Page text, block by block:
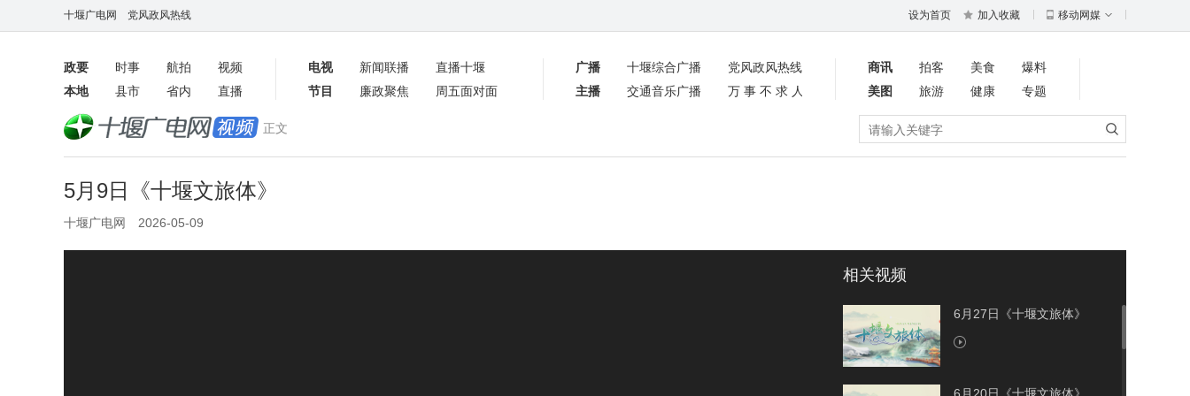
十堰广电网 党风政风热线 设为首页 加入收藏 移动网媒
政要 时事 航拍
视频
本地
县市 省内 直播
电视 新闻联播
直播十堰
节目
廉政聚焦 周五面对面
广播 十堰综合广播
党风政风热线
主播
交通音乐广播 万事不求人
商讯 拍客 美食
爆料
美图
旅游 健康
专题
数字报
正文
5月9日《十堰文旅体》
十堰广电网 2026-05-09
相关视频
6月27日《十堰文旅体》